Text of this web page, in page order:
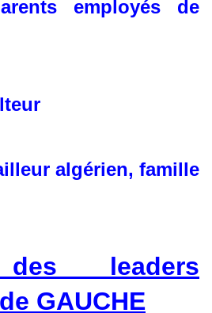
employés de
algérien, famille
leaders
GAUCHE